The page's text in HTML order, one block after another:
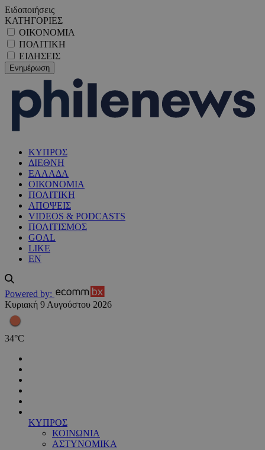
Ειδοποιήσεις
ΚΑΤΗΓΟΡΙΕΣ
ΟΙΚΟΝΟΜΙΑ
ΠΟΛΙΤΙΚΗ
ΕΙΔΗΣΕΙΣ
ΚΥΠΡΟΣ
ΔΙΕΘΝΗ
ΕΛΛΑΔΑ
ΟΙΚΟΝΟΜΙΑ
ΠΟΛΙΤΙΚΗ
ΑΠΟΨΕΙΣ
VIDEOS & PODCASTS
ΠΟΛΙΤΙΣΜΟΣ
GOAL
LIKE
EN
Powered by:
Κυριακή 9 Αυγούστου 2026
34°C
ΚΥΠΡΟΣ
ΚΟΙΝΩΝΙΑ
ΑΣΤΥΝΟΜΙΚΑ